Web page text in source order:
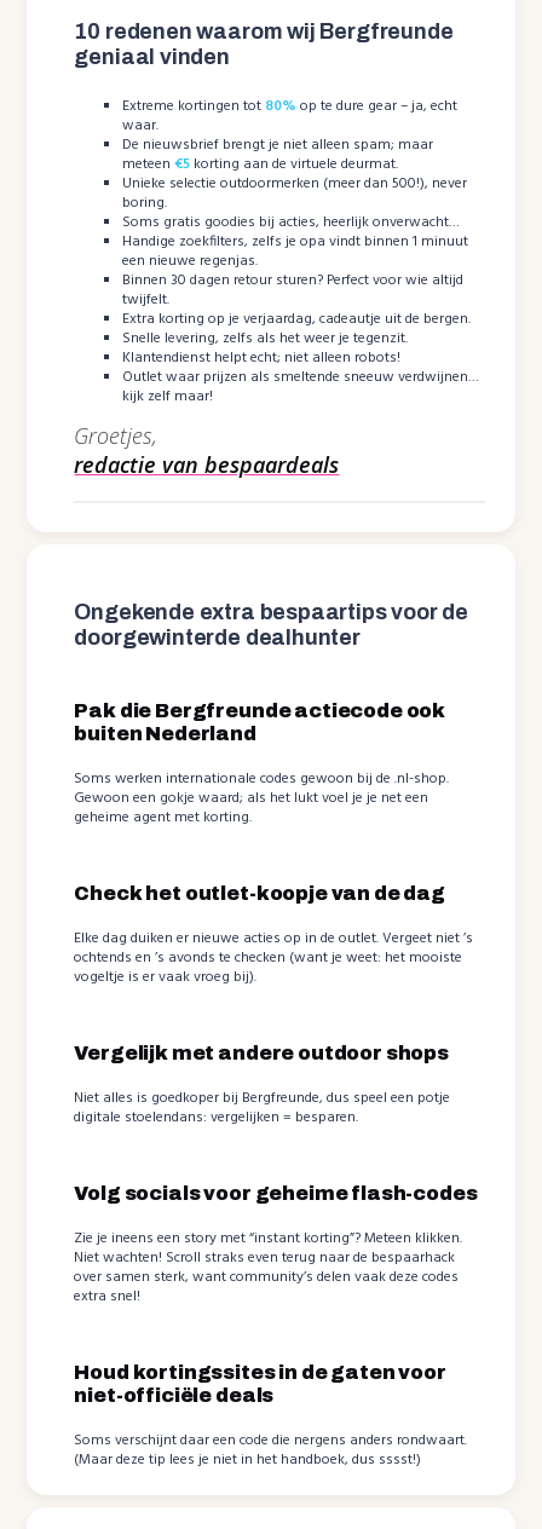
10 redenen waarom wij Bergfreunde
geniaal vinden
Extreme kortingen tot 80% op te dure gear – ja, echt
waar.
De nieuwsbrief brengt je niet alleen spam; maar
meteen€5 korting aan de virtuele deurmat.
Unieke selectie outdoormerken (meer dan 500!), never
boring.
Soms gratis goodies bij acties, heerlijk onverwacht…
Handige zoekfilters, zelfs je opa vindt binnen 1 minuut
een nieuwe regenjas.
Binnen 30 dagen retour sturen? Perfect voor wie altijd
twijfelt.
Extra korting op je verjaardag, cadeautje uit de bergen.
Snelle levering, zelfs als het weer je tegenzit.
Klantendienst helpt echt; niet alleen robots!
Outlet waar prijzen als smeltende sneeuw verdwijnen…
kijk zelf maar!
Groetjes,
redactie van bespaardeals
Ongekende extra bespaartips voor de
doorgewinterde dealhunter
Pak die Bergfreunde actiecode ook
buiten Nederland
Soms werken internationale codes gewoon bij de .nl-shop.
Gewoon een gokje waard; als het lukt voel je je net een
geheime agent met korting.
Check het outlet-koopje van de dag
Elke dag duiken er nieuwe acties op in de outlet. Vergeet niet ’s
ochtends en ’s avonds te checken (want je weet: het mooiste
vogeltje is er vaak vroeg bij).
Vergelijk met andere outdoor shops
Niet alles is goedkoper bij Bergfreunde, dus speel een potje
digitale stoelendans: vergelijken = besparen.
Volg socials voor geheime flash-codes
Zie je ineens een story met “instant korting”? Meteen klikken.
Niet wachten! Scroll straks even terug naar de bespaarhack
over samen sterk, want community’s delen vaak deze codes
extra snel!
Houd kortingssites in de gaten voor
niet-officiële deals
Soms verschijnt daar een code die nergens anders rondwaart.
(Maar deze tip lees je niet in het handboek, dus sssst!)